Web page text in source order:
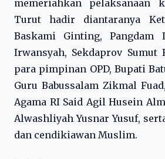
memeriahkan pelaksanaan
Turut hadir diantaranya
Baskami Ginting, Pangdam
Irwansyah, Sekdaprov Sumut
para pimpinan OPD, Bupati
Guru Babussalam Zikmal
Agama RI Said Agil Husein
Alwashliyah Yusnar Yusuf,
dan cendikiawan Muslim.